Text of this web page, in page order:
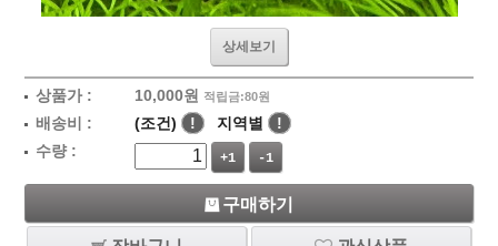
상세보기
상품가 : 10,000원 적립금:80원
배송비 : (조건) ! 지역별
!
수량 :
+1 -1
구매하기